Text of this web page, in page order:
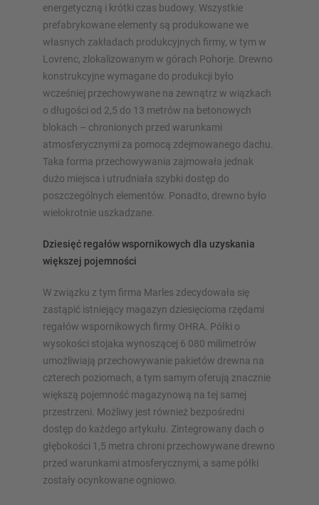
energetyczną i krótki czas budowy. Wszystkie
prefabrykowane elementy są produkowane we
własnych zakładach produkcyjnych firmy, w tym w
Lovrenc, zlokalizowanym w górach Pohorje. Drewno
konstrukcyjne wymagane do produkcji było
wcześniej przechowywane na zewnątrz w wiązkach
o długości od 2,5 do 13 metrów na betonowych
blokach – chronionych przed warunkami
atmosferycznymi za pomocą zdejmowanego dachu.
Taka forma przechowywania zajmowała jednak
dużo miejsca i utrudniała szybki dostęp do
poszczególnych elementów. Ponadto, drewno było
wielokrotnie uszkadzane.
Dziesięć regałów wspornikowych dla uzyskania
większej pojemności
W związku z tym firma Marles zdecydowała się
zastąpić istniejący magazyn dziesięcioma rzędami
regałów wspornikowych firmy OHRA. Półki o
wysokości stojaka wynoszącej 6 080 milimetrów
umożliwiają przechowywanie pakietów drewna na
czterech poziomach, a tym samym oferują znacznie
większą pojemność magazynową na tej samej
przestrzeni. Możliwy jest również bezpośredni
dostęp do każdego artykułu. Zintegrowany dach o
głębokości 1,5 metra chroni przechowywane drewno
przed warunkami atmosferycznymi, a same półki
zostały ocynkowane ogniowo.